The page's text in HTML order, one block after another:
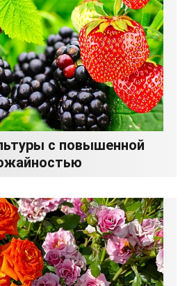
с повышенной